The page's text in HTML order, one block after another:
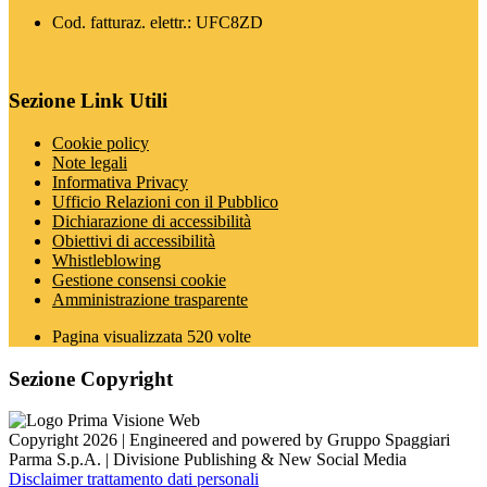
Cod. fatturaz. elettr.: UFC8ZD
Sezione Link Utili
Cookie policy
Note legali
Informativa Privacy
Ufficio Relazioni con il Pubblico
Dichiarazione di accessibilità
Obiettivi di accessibilità
Whistleblowing
Gestione consensi cookie
Amministrazione trasparente
Pagina visualizzata 520 volte
Sezione Copyright
Copyright 2026 | Engineered and powered by Gruppo Spaggiari
Parma S.p.A. | Divisione Publishing & New Social Media
Disclaimer trattamento dati personali